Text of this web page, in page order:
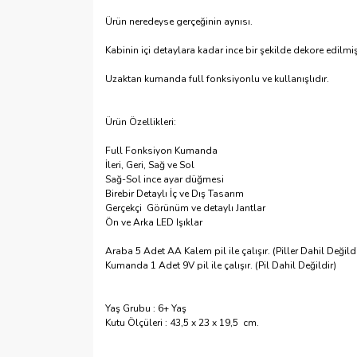
Ürün neredeyse gerçeğinin aynısı.
Kabinin içi detaylara kadar ince bir şekilde dekore
Uzaktan kumanda full fonksiyonlu ve kullanışlıdır.
Ürün Özellikleri:
Full Fonksiyon Kumanda
İleri, Geri, Sağ ve Sol
Sağ-Sol ince ayar düğmesi
Birebir Detaylı İç ve Dış Tasarım
Gerçekçi Görünüm ve detaylı Jantlar
Ön ve Arka LED Işıklar
Araba 5 Adet AA Kalem pil ile çalışır. (Piller Dahil
Kumanda 1 Adet 9V pil ile çalışır. (Pil Dahil Değildir)
Yaş Grubu : 6+ Yaş
Kutu Ölçüleri : 43,5 x 23 x 19,5 cm.